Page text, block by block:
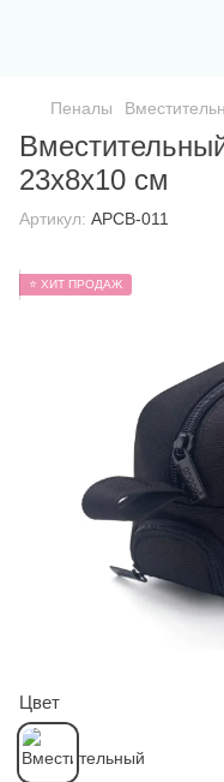
Пеналы
23x8x10 см
Артикул: APCB-011
⭐ ХИТ ПРОДАЖ
Цвет